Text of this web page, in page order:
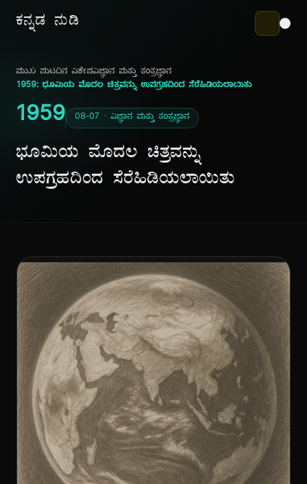
ಕನ್ನಡ ನುಡಿ
ಮುಖ ಪುಟದಿನ ವಿಶೇಷವಿಜ್ಞಾನ ಮತ್ತು ತಂತ್ರಜ್ಞಾನ
1959: ಭೂಮಿಯ ಮೊದಲ ಚಿತ್ರವನ್ನು ಉಪಗ್ರಹದಿಂದ ಸೆರೆಹಿಡಿಯಲಾಯಿತು
1959 08-07 · ವಿಜ್ಞಾನ ಮತ್ತು ತಂತ್ರಜ್ಞಾನ
ಭೂಮಿಯ ಮೊದಲ ಚಿತ್ರವನ್ನು
ಉಪಗ್ರಹದಿಂದ ಸೆರೆಹಿಡಿಯಲಾಯಿತು